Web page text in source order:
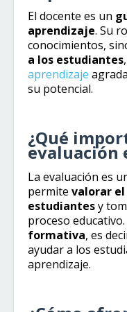
El docente es un
aprendizaje. Su
conocimientos,
a los estudiantes
aprendizaje
su potencial.
¿Qué
evaluación
La evaluación es
permite valorar el
estudiantesy
proceso
formativa, es
ayudar a los
aprendizaje.